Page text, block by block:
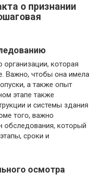
о признании
которая
Важно, чтобы она имела
а также опыт
этапе также
и системы здания
того, важно
обследования, который
сроки и
осмотра